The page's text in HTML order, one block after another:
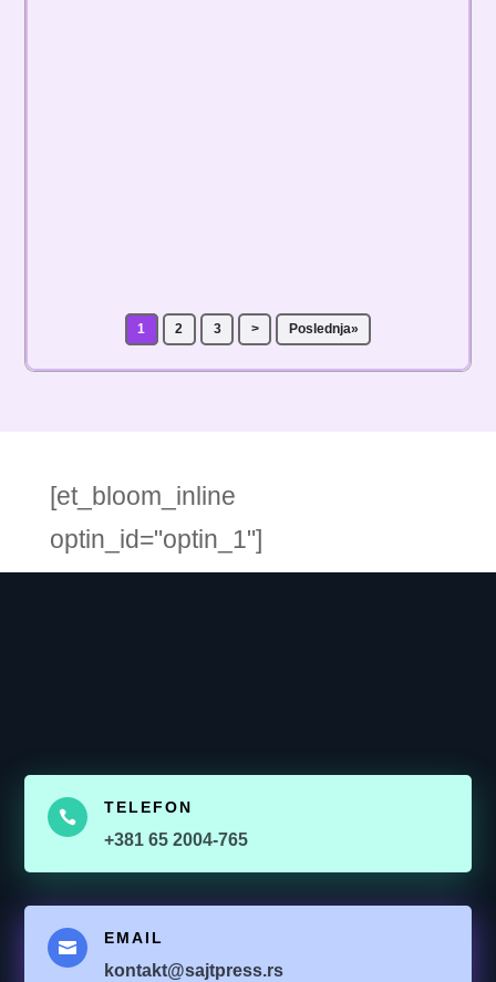
1 2 3 > Poslednja»
[et_bloom_inline
optin_id="optin_1"]

TELEFON
+381 65 2004-765

EMAIL
kontakt@sajtpress.rs